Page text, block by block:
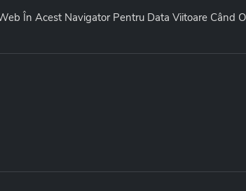
În Acest Navigator Pentru Data Viitoare Când O